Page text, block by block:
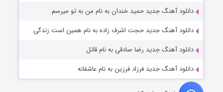
دانلود آهنگ جدید حمید خندان به نام من به تو میرسم
دانلود آهنگ جدید حجت اشرف زاده به نام همین است زندگی
دانلود آهنگ جدید رضا صادقی به نام قاتل
دانلود آهنگ جدید فرزاد فرزین به نام عاشقانه